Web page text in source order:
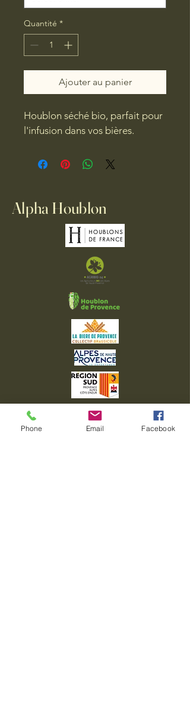
Quantité *
Ajouter au panier
Houblon séché bio, parfait pour
l'infusion dans vos bières.
Alpha Houblon
Phone Email Facebook